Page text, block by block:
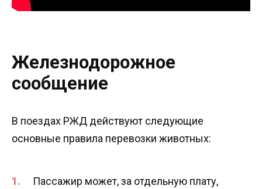
Железнодорожное
сообщение
В поездах РЖД действуют следующие
основные правила перевозки животных:
Пассажир может, за отдельную плату,